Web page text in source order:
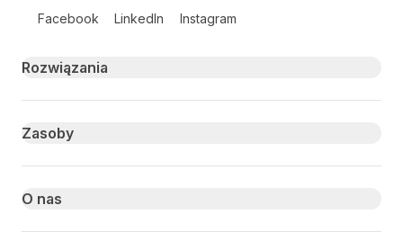
Facebook LinkedIn Instagram
Primary footer navigation
Rozwiązania
Zasoby
O nas